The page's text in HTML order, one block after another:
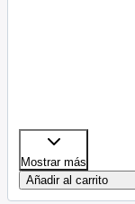
Mostrar más
Añadir al carrito